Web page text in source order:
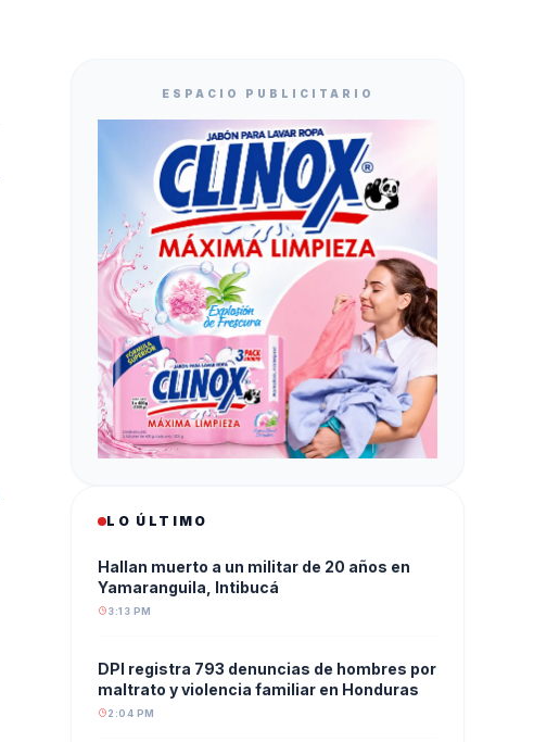
ESPACIO PUBLICITARIO
LO ÚLTIMO
Hallan muerto a un militar de 20 años en
Yamaranguila, Intibucá
3:13 PM
DPI registra 793 denuncias de hombres por
maltrato y violencia familiar en Honduras
2:04 PM